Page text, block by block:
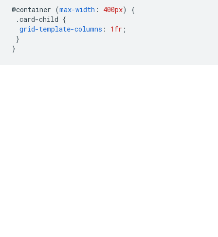
@container (max-width : 400px)
{
.card-child {
grid-template-columns : 1fr ;
}
}